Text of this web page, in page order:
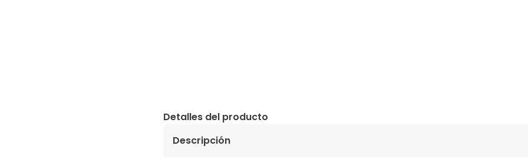
Detalles del producto
Descripción